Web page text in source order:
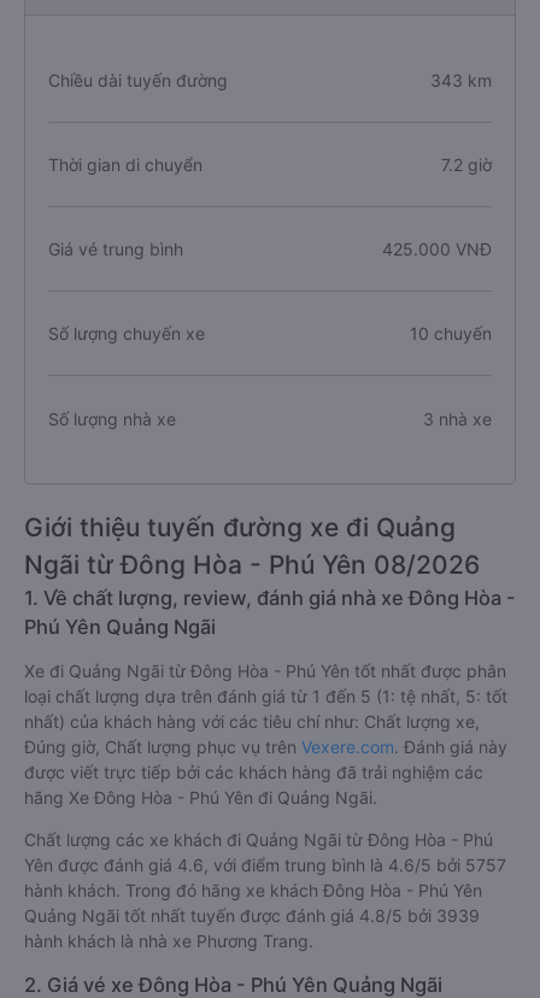
Chiều dài tuyến đường 343 km
Thời gian di chuyển 7.2 giờ
Giá vé trung bình 425.000 VNĐ
Số lượng chuyến xe 10 chuyến
Số lượng nhà xe 3 nhà xe
Giới thiệu tuyến đường xe đi Quảng
Ngãi từ Đông Hòa - Phú Yên 08/2026
1. Về chất lượng, review, đánh giá nhà xe Đông Hòa -
Phú Yên Quảng Ngãi
Xe đi Quảng Ngãi từ Đông Hòa - Phú Yên tốt nhất được phân
loại chất lượng dựa trên đánh giá từ 1 đến 5 (1: tệ nhất, 5: tốt
nhất) của khách hàng với các tiêu chí như: Chất lượng xe,
Đúng giờ, Chất lượng phục vụ trên Vexere.com. Đánh giá này
được viết trực tiếp bởi các khách hàng đã trải nghiệm các
hãng Xe Đông Hòa - Phú Yên đi Quảng Ngãi.
Chất lượng các xe khách đi Quảng Ngãi từ Đông Hòa - Phú
Yên được đánh giá 4.6, với điểm trung bình là 4.6/5 bởi 5757
hành khách. Trong đó hãng xe khách Đông Hòa - Phú Yên
Quảng Ngãi tốt nhất tuyến được đánh giá 4.8/5 bởi 3939
hành khách là nhà xe Phương Trang.
2. Giá vé xe Đông Hòa - Phú Yên Quảng Ngãi